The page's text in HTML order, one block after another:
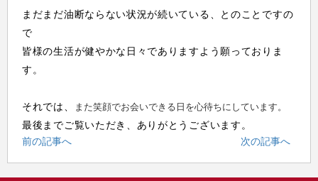
まだまだ油断ならない状況が続いている、とのことですの
で
皆様の生活が健やかな日々でありますよう願っておりま
す。
それでは、 また笑顔でお会いできる日を心待ちにしています。
最後までご覧いただき、ありがとうございます。
前の記事へ
次の記事へ